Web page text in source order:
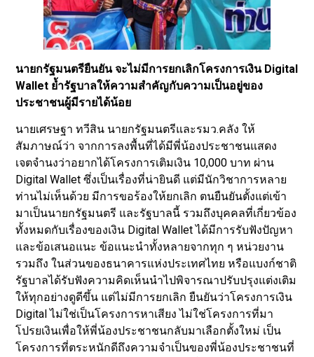
นายกรัฐมนตรียืนยัน จะไม่มีการยกเลิกโครงการเงิน Digital
Wallet ย้ำรัฐบาลให้ความสำคัญกับความเป็นอยู่ของ
ประชาชนผู้มีรายได้น้อย
นายเศรษฐา ทวีสิน นายกรัฐมนตรีและรมว.คลัง ให้
สัมภาษณ์ว่า จากการลงพื้นที่ได้มีพี่น้องประชาชนแสดง
เจตจำนงว่าอยากได้โครงการเติมเงิน 10,000 บาท ผ่าน
Digital Wallet ซึ่งเป็นเรื่องที่น่ายินดี แต่มีนักวิชาการหลาย
ท่านไม่เห็นด้วย มีการขอร้องให้ยกเลิก ตนยืนยันตั้งแต่เข้า
มาเป็นนายกรัฐมนตรี และรัฐบาลนี้ รวมถึงบุคคลที่เกี่ยวข้อง
ทั้งหมดกับเรื่องของเงิน Digital Wallet ได้มีการรับฟังปัญหา
และข้อเสนอแนะ ข้อแนะนำทั้งหลายจากทุก ๆ หน่วยงาน
รวมถึง ในส่วนของธนาคารแห่งประเทศไทย หรือแบงก์ชาติ
รัฐบาลได้รับฟังความคิดเห็นนำไปพิจารณาปรับปรุงแต่งเติม
ให้ทุกอย่างดูดีขึ้น แต่ไม่มีการยกเลิก ยืนยันว่าโครงการเงิน
Digital ไม่ใช่เป็นโครงการหาเสียง ไม่ใช่โครงการที่มา
โปรยเงินเพื่อให้พี่น้องประชาชนกลับมาเลือกตั้งใหม่ เป็น
โครงการที่ตระหนักดีถึงความจำเป็นของพี่น้องประชาชนที่